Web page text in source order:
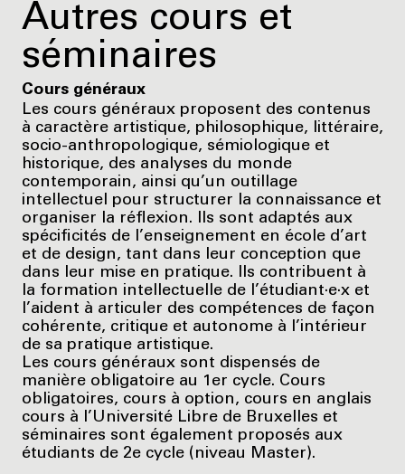
Autres cours et
séminaires
Cours généraux
Les cours généraux proposent des contenus
à caractère artistique, philosophique, littéraire,
socio-anthropologique, sémiologique et
historique, des analyses du monde
contemporain, ainsi qu’un outillage
intellectuel pour structurer la connaissance et
organiser la réflexion. Ils sont adaptés aux
spécificités de l’enseignement en école d’art
et de design, tant dans leur conception que
dans leur mise en pratique. Ils contribuent à
la formation intellectuelle de l’étudiant·e·x et
l’aident à articuler des compétences de façon
cohérente, critique et autonome à l’intérieur
de sa pratique artistique.
Les cours généraux sont dispensés de
manière obligatoire au 1er cycle. Cours
obligatoires, cours à option, cours en anglais
cours à l’Université Libre de Bruxelles et
séminaires sont également proposés aux
étudiants de 2e cycle (niveau Master).